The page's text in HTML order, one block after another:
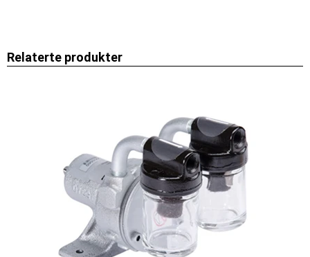
Relaterte produkter